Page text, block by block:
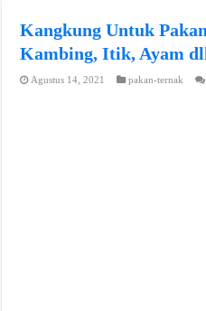
Kangkung Untuk
Kambing, Itik, Ayam
Agustus 14, 2021 pakan-ternak